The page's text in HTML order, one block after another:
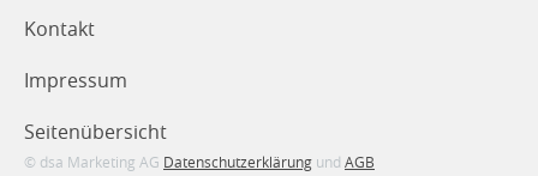
Kontakt
Impressum
Seitenübersicht
© dsa Marketing AG Datenschutzerklärung und AGB